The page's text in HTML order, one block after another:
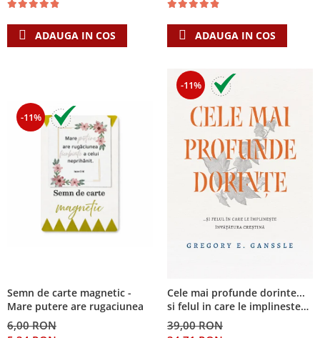
ADAUGA IN COS ADAUGA IN COS
-11%
Semn de carte magnetic -
Mare putere are rugaciunea
6,00 RON
-11%
Cele mai profunde dorinte...
si felul in care le implineste
invatatura crestina
39,00 RON